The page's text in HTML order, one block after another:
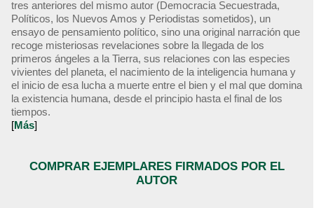
tres anteriores del mismo autor (Democracia Secuestrada,
Políticos, los Nuevos Amos y Periodistas sometidos), un
ensayo de pensamiento político, sino una original narración que
recoge misteriosas revelaciones sobre la llegada de los
primeros ángeles a la Tierra, sus relaciones con las especies
vivientes del planeta, el nacimiento de la inteligencia humana y
el inicio de esa lucha a muerte entre el bien y el mal que domina
la existencia humana, desde el principio hasta el final de los
tiempos.
[Más]
COMPRAR EJEMPLARES FIRMADOS POR EL
AUTOR